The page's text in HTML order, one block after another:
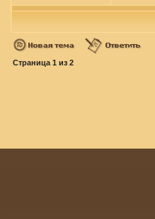
Страница 1 из 2